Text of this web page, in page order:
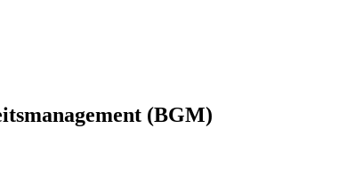
(BGM)